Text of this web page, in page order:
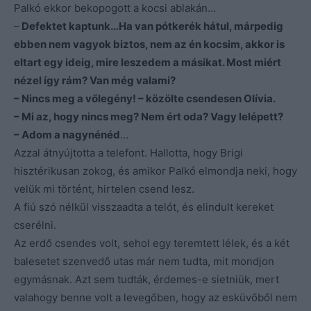
Palkó ekkor bekopogott a kocsi ablakán…
– Defektet kaptunk…Ha van pótkerék hátul, márpedig
ebben nem vagyok biztos, nem az én kocsim, akkor is
eltart egy ideig, mire leszedem a másikat. Most miért
nézel így rám? Van még valami?
– Nincs meg a vőlegény! – közölte csendesen Olívia.
– Mi az, hogy nincs meg? Nem ért oda? Vagy lelépett?
– Adom a nagynénéd…
Azzal átnyújtotta a telefont. Hallotta, hogy Brigi
hisztérikusan zokog, és amikor Palkó elmondja neki, hogy
velük mi történt, hirtelen csend lesz.
A fiú szó nélkül visszaadta a telót, és elindult kereket
cserélni.
Az erdő csendes volt, sehol egy teremtett lélek, és a két
balesetet szenvedő utas már nem tudta, mit mondjon
egymásnak. Azt sem tudták, érdemes-e sietniük, mert
valahogy benne volt a levegőben, hogy az esküvőből nem